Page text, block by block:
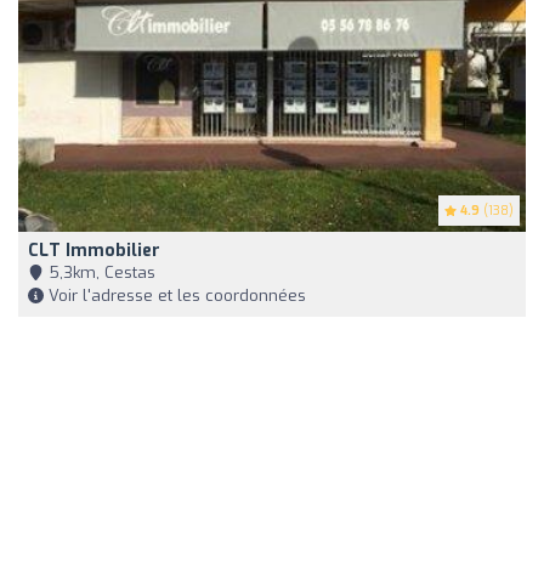
4.9 (138)
CLT Immobilier
5,3km, Cestas
Voir l'adresse et les coordonnées